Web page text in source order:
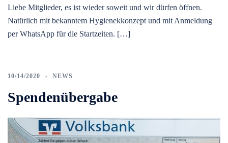
Liebe Mitglieder, es ist wieder soweit und wir dürfen öffnen.
Natürlich mit bekanntem Hygienekkonzept und mit Anmeldung
per WhatsApp für die Startzeiten. […]
10/14/2020 NEWS
Spendenübergabe